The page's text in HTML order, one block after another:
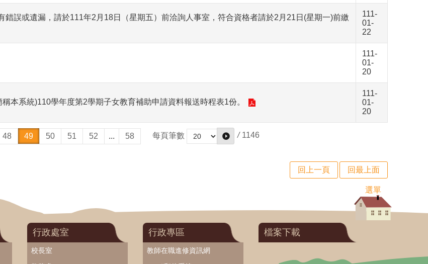
誤或遺漏，請於111年2月18日（星期五）前洽詢人事室，符合資格者請於2月21日(星期一)前繳
111-
01-
22
111-
01-
20
本系統)110學年度第2學期子女教育補助申請資料報送時程表1份。
111-
01-
20
48 49 50 51 52 ... 58 每頁筆數 / 1146
回上一頁 回最上面
選單
行政處室
校長室
行政專區
教師在職進修資訊網
檔案下載